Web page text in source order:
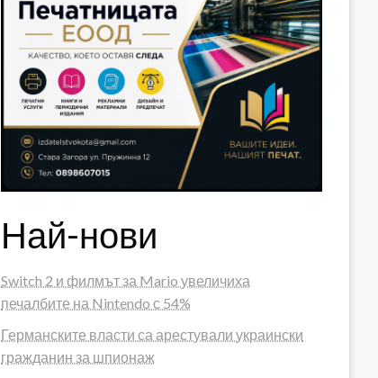
Най-нови
Switch 2 и филмът за Mario увеличиха
печалбите на Nintendo с 54%
Германските власти са арестували украински
гражданин за шпионаж